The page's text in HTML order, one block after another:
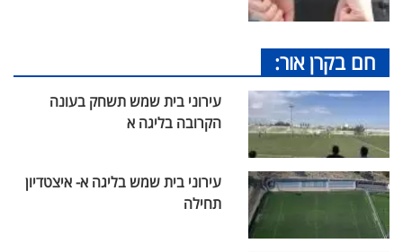
חם בקרן אור:
עירוני בית שמש תשחק בעונה
הקרובה בליגה א
עירוני בית שמש בליגה א- איצטדיון
תחילה